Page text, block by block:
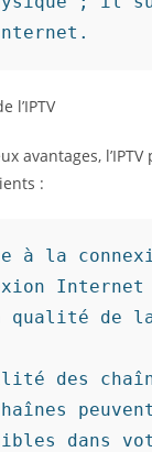
l’IPTV
avantages,
:
à la
qualité de
des
dans